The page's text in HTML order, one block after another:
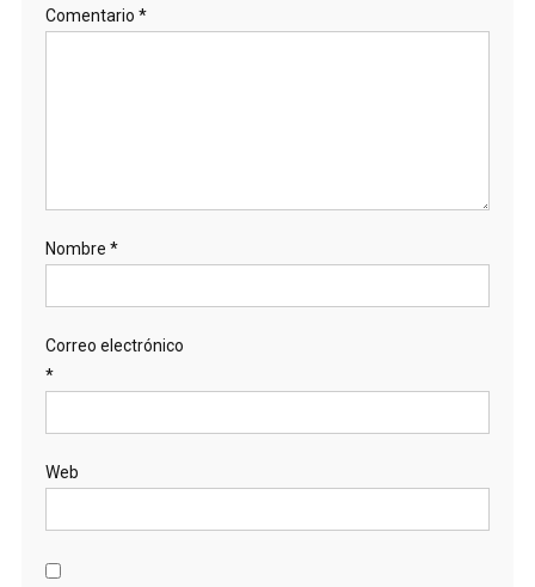
Comentario *
Nombre *
Correo electrónico
*
Web